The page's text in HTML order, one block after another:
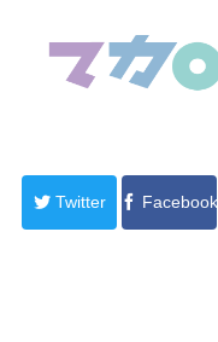
Twitter Facebook